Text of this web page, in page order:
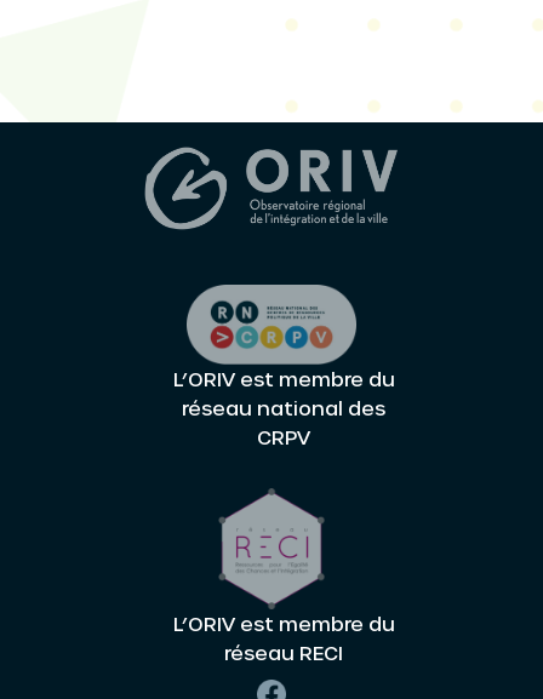
L’ORIV est membre du
réseau national des
CRPV
L’ORIV est membre du
réseau RECI